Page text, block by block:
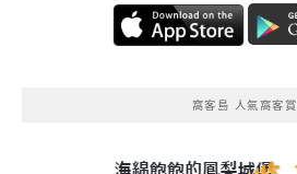
窩客島 人氣窩客賞